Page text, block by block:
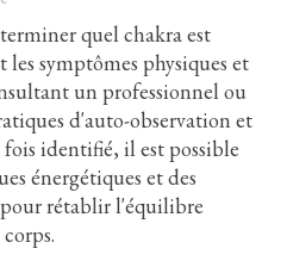
quel chakra est
les symptômes physiques et
un professionnel ou
d'auto-observation et
identifié, il est possible
énergétiques et des
rétablir l'équilibre